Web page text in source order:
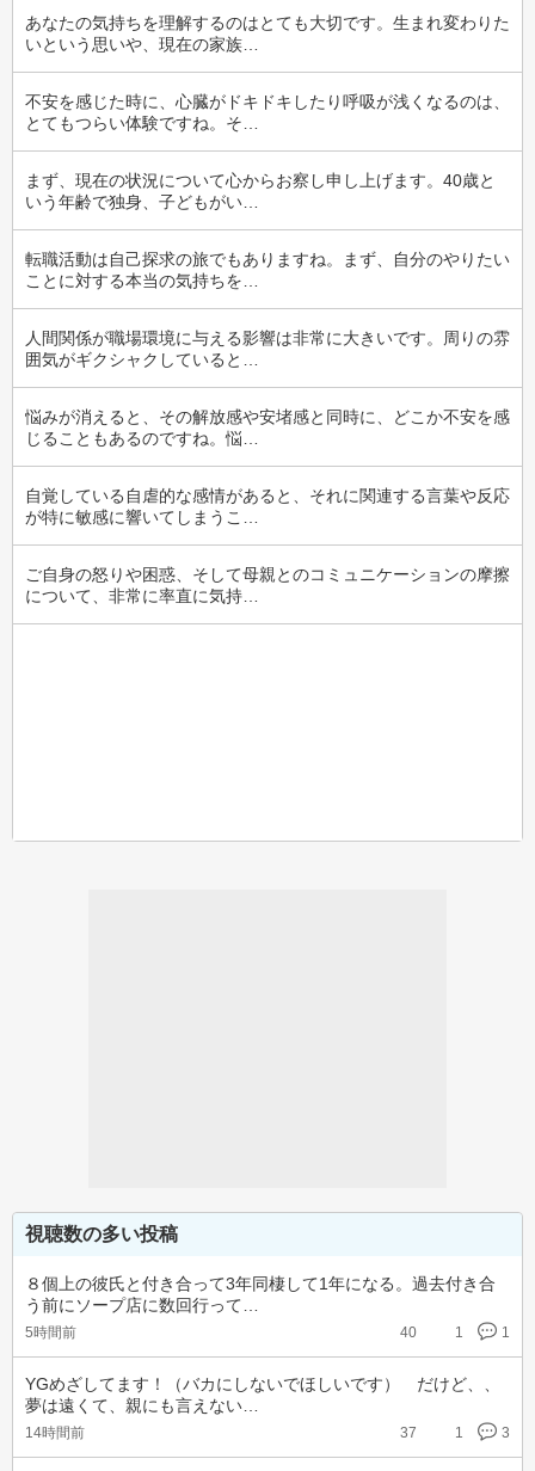
あなたの気持ちを理解するのはとても大切です。生まれ変わりた
いという思いや、現在の家族…
不安を感じた時に、心臓がドキドキしたり呼吸が浅くなるのは、
とてもつらい体験ですね。そ…
まず、現在の状況について心からお察し申し上げます。40歳と
いう年齢で独身、子どもがい…
転職活動は自己探求の旅でもありますね。まず、自分のやりたい
ことに対する本当の気持ちを…
人間関係が職場環境に与える影響は非常に大きいです。周りの雰
囲気がギクシャクしていると…
悩みが消えると、その解放感や安堵感と同時に、どこか不安を感
じることもあるのですね。悩…
自覚している自虐的な感情があると、それに関連する言葉や反応
が特に敏感に響いてしまうこ…
ご自身の怒りや困惑、そして母親とのコミュニケーションの摩擦
について、非常に率直に気持…
視聴数の多い投稿
８個上の彼氏と付き合って3年同棲して1年になる。過去付き合
う前にソープ店に数回行って…
5時間前 40 1 1
YGめざしてます！（バカにしないでほしいです）　だけど、、
夢は遠くて、親にも言えない…
14時間前 37 1 3